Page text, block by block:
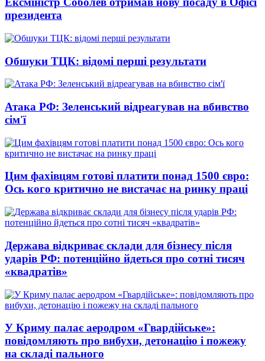
президента
Обшуки ТЦК: відомі перші результати
Атака РФ: Зеленський відреагував на вбивство
сім'ї
Цим фахівцям готові платити понад 1500 євро:
Ось кого критично не вистачає на ринку праці
Держава відкриває склади для бізнесу після
ударів РФ: потенційно йдеться про сотні тисяч
«квадратів»
У Криму палає аеродром «Гвардійське»:
повідомляють про вибухи, детонацію і пожежу
на складі пального